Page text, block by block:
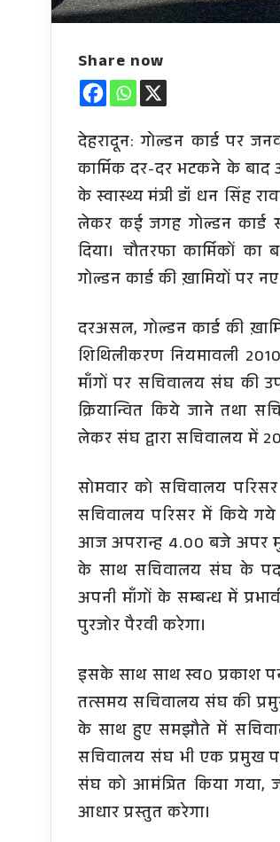
Share now
देहरादून: गोल्डन कार्ड पर
कार्मिक दर-दर भटकने के बाद
के स्वास्थ्य मंत्री डॉ धन सिंह
लेकर कई जगह गोल्डन कार्ड
दिया। चौतरफा कार्मिकों
गोल्डन कार्ड की ख़ामियों पर
दरअसल, गोल्डन कार्ड की
शिथिलीकरण नियमावली
माँगों पर सचिवालय संघ की
क्रियान्वित किये जाने तथा
लेकर संघ द्वारा सचिवालय में
सोमवार को सचिवालय
सचिवालय परिसर में किये
आज अपरान्ह 4.00 बजे अपर
के साथ सचिवालय संघ के
अपनी माँगों के सम्बन्ध में
पुरजोर पैरवी करेगा।
इसके साथ साथ स्व0 प्रकाश
तत्समय सचिवालय संघ की
के साथ हुए समझौते में
सचिवालय संघ भी एक प्रमुख
संघ को आमंत्रित किया गया,
आधार प्रस्तुत करेगा।